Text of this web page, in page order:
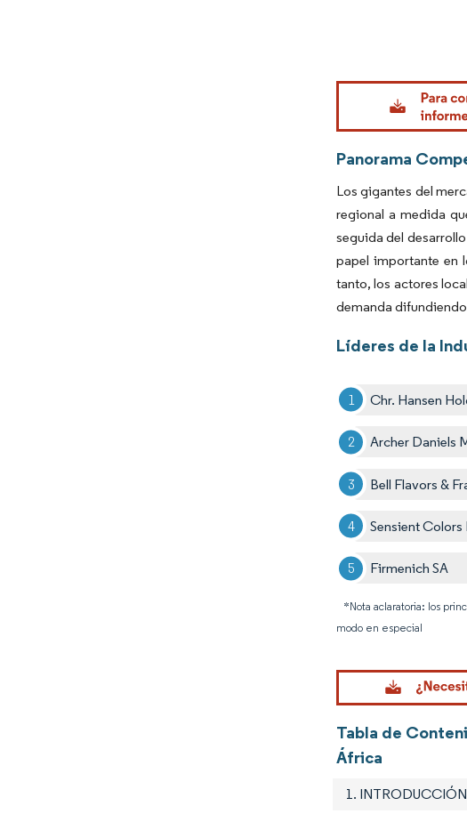
Imagen © Mordor
Panorama
Los gigantes del
regional a medida
seguida del
papel importante en
tanto, los actores
demanda
Líderes de la
Chr. Hansen
Archer Daniels
Bell Flavors &
Sensient Colors
Firmenich SA
*Nota aclaratoria: los
modo en especial
Tabla de
África
1. INTRODUCCIÓN